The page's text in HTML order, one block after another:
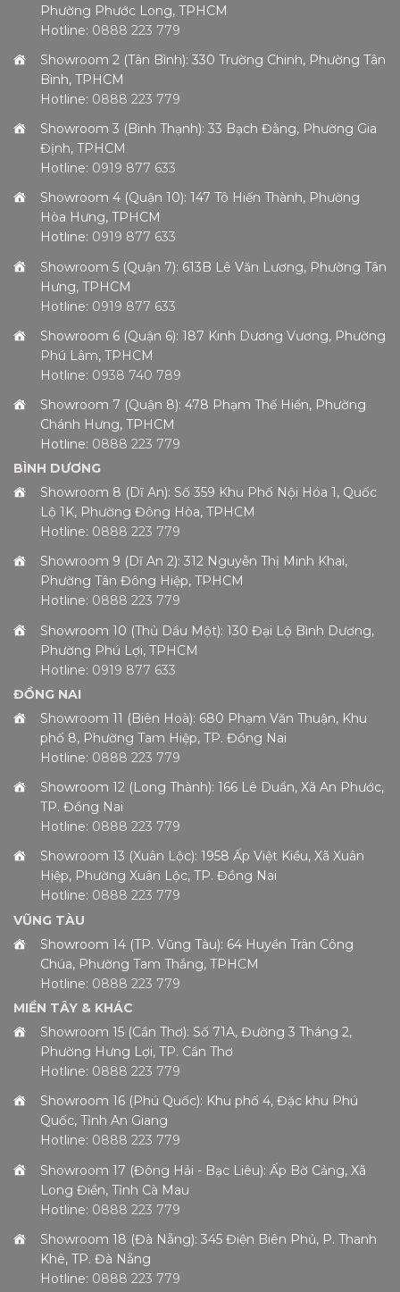
Phường Phước Long, TPHCM
Hotline: 0888 223 779
Showroom 2 (Tân Bình): 330 Trường Chinh, Phường Tân
Bình, TPHCM
Hotline: 0888 223 779
Showroom 3 (Bình Thạnh): 33 Bạch Đằng, Phường Gia
Định, TPHCM
Hotline: 0919 877 633
Showroom 4 (Quận 10): 147 Tô Hiến Thành, Phường
Hòa Hưng, TPHCM
Hotline: 0919 877 633
Showroom 5 (Quận 7): 613B Lê Văn Lương, Phường Tân
Hưng, TPHCM
Hotline: 0919 877 633
Showroom 6 (Quận 6): 187 Kinh Dương Vương, Phường
Phú Lâm, TPHCM
Hotline: 0938 740 789
Showroom 7 (Quận 8): 478 Phạm Thế Hiển, Phường
Chánh Hưng, TPHCM
Hotline: 0888 223 779
BÌNH DƯƠNG
Showroom 8 (Dĩ An): Số 359 Khu Phố Nội Hóa 1, Quốc
Lộ 1K, Phường Đông Hòa, TPHCM
Hotline: 0888 223 779
Showroom 9 (Dĩ An 2): 312 Nguyễn Thị Minh Khai,
Phường Tân Đông Hiệp, TPHCM
Hotline: 0888 223 779
Showroom 10 (Thủ Dầu Một): 130 Đại Lộ Bình Dương,
Phường Phú Lợi, TPHCM
Hotline: 0919 877 633
ĐỒNG NAI
Showroom 11 (Biên Hoà): 680 Phạm Văn Thuận, Khu
phố 8, Phường Tam Hiệp, TP. Đồng Nai
Hotline: 0888 223 779
Showroom 12 (Long Thành): 166 Lê Duẩn, Xã An Phước,
TP. Đồng Nai
Hotline: 0888 223 779
Showroom 13 (Xuân Lộc): 1958 Ấp Việt Kiều, Xã Xuân
Hiệp, Phường Xuân Lộc, TP. Đồng Nai
Hotline: 0888 223 779
VŨNG TÀU
Showroom 14 (TP. Vũng Tàu): 64 Huyền Trân Công
Chúa, Phường Tam Thắng, TPHCM
Hotline: 0888 223 779
MIỀN TÂY & KHÁC
Showroom 15 (Cần Thơ): Số 71A, Đường 3 Tháng 2,
Phường Hưng Lợi, TP. Cần Thơ
Hotline: 0888 223 779
Showroom 16 (Phú Quốc): Khu phố 4, Đặc khu Phú
Quốc, Tỉnh An Giang
Hotline: 0888 223 779
Showroom 17 (Đông Hải - Bạc Liêu): Ấp Bờ Cảng, Xã
Long Điền, Tỉnh Cà Mau
Hotline: 0888 223 779
Showroom 18 (Đà Nẵng): 345 Điện Biên Phủ, P. Thanh
Khê, TP. Đà Nẵng
Hotline: 0888 223 779